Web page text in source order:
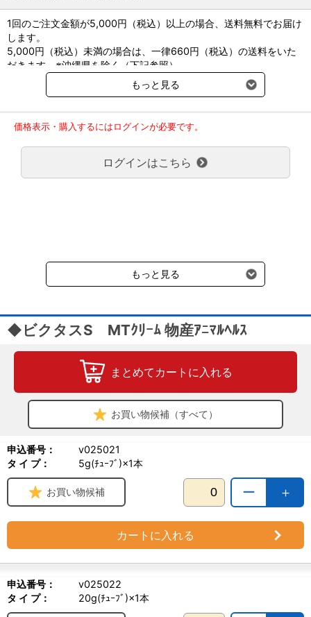
●成分：オルビフロキサシン10mg・硝酸ミコナゾール
10mg・トリアムシノロンアセトニド2mg
ビクタスＳ ＭＴクリーム20g(チューブ)×5
●成分：オルビフロキサシン10mg・硝酸ミコナゾール
10mg・トリアムシノロンアセトニド3mg
ビクタスＳ ＭＴクリーム6g(ボトル)×5
●製造販売元：DSファーマアニマルヘルス
●貯法：室温保存、密栓
●【有効菌種】犬:スタフィロコッカス属菌、ストレプトコ
性及び真菌性皮膚感染症
1回のご注文金額が5,000円（税込）以上の場合、送料無料でお届け
します。
5,000円（税込）未満の場合は、一律660円（税込）の送料をいた
だきます。※沖縄県を除く（下記参照）
※2017年11月14日（火）より沖縄県へのお届けにつきましては、1
回のご注文金額（税込）が、30,000円以上で配送無料となります。
ご了承のほどよろしくお願い致します。
弊社都合でお届けが２回以上に分かれる場合の送料負担は、１回分
のみで新たな送料は発生しません。
大型商品送料が必要な商品をご注文の場合は、大型商品送料のみご
負担頂きます。
受けます。
もっと見る
価格表示・購入するにはログインが必要です。
ログインはこちら
もっと見る
◆ビクタスS MTｸﾘｰﾑ 物産ｱﾆﾏﾙﾍﾙｽ
まとめてカートに入れる
お買い物候補（すべて）
申込番号：
v025021
タ イ プ：
5g(ﾁｭｰﾌﾞ)×1本
＋
ー
お買い物候補
カートに入れる
申込番号：
v025022
タ イ プ：
20g(ﾁｭｰﾌﾞ)×1本